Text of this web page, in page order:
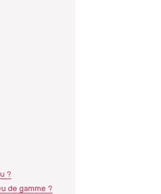
?
de gamme ?